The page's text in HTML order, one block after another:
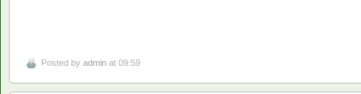
Posted by admin at 09:59